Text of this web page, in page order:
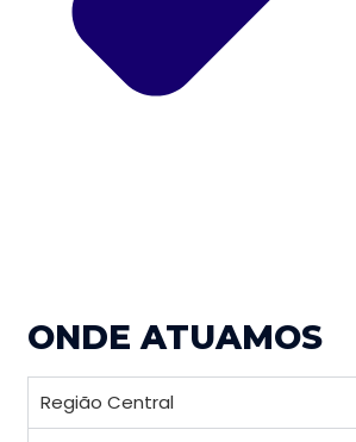
ONDE ATUAMOS
Região Central